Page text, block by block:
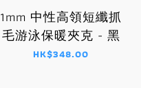
1mm 中性高領短纖抓
毛游泳保暖夾克 - 黑
HK$348.00